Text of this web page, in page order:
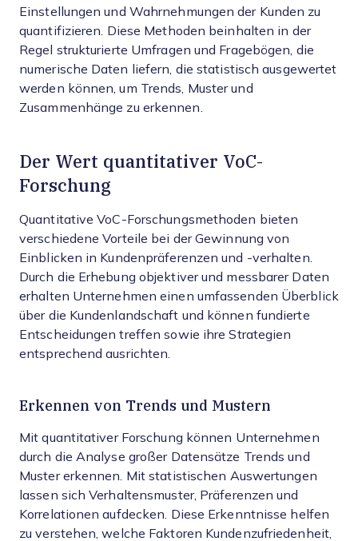
Einstellungen und Wahrnehmungen der Kunden zu
quantifizieren. Diese Methoden beinhalten in der
Regel strukturierte Umfragen und Fragebögen, die
numerische Daten liefern, die statistisch ausgewertet
werden können, um Trends, Muster und
Zusammenhänge zu erkennen.
Der Wert quantitativer VoC-
Forschung
Quantitative VoC-Forschungsmethoden bieten
verschiedene Vorteile bei der Gewinnung von
Einblicken in Kundenpräferenzen und -verhalten.
Durch die Erhebung objektiver und messbarer Daten
erhalten Unternehmen einen umfassenden Überblick
über die Kundenlandschaft und können fundierte
Entscheidungen treffen sowie ihre Strategien
entsprechend ausrichten.
Erkennen von Trends und Mustern
Mit quantitativer Forschung können Unternehmen
durch die Analyse großer Datensätze Trends und
Muster erkennen. Mit statistischen Auswertungen
lassen sich Verhaltensmuster, Präferenzen und
Korrelationen aufdecken. Diese Erkenntnisse helfen
zu verstehen, welche Faktoren Kundenzufriedenheit,